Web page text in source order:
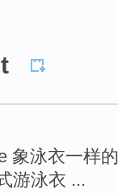
象泳衣一样
游泳衣 ...